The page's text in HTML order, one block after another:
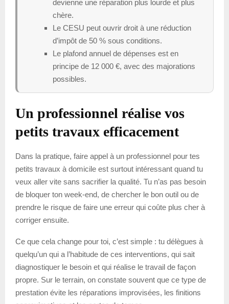
devienne une réparation plus lourde et plus
chère.
Le CESU peut ouvrir droit à une réduction
d’impôt de 50 % sous conditions.
Le plafond annuel de dépenses est en
principe de 12 000 €, avec des majorations
possibles.
Un professionnel réalise vos
petits travaux efficacement
Dans la pratique, faire appel à un professionnel pour tes
petits travaux à domicile est surtout intéressant quand tu
veux aller vite sans sacrifier la qualité. Tu n’as pas besoin
de bloquer ton week-end, de chercher le bon outil ou de
prendre le risque de faire une erreur qui coûte plus cher à
corriger ensuite.
Ce que cela change pour toi, c’est simple : tu délègues à
quelqu’un qui a l’habitude de ces interventions, qui sait
diagnostiquer le besoin et qui réalise le travail de façon
propre. Sur le terrain, on constate souvent que ce type de
prestation évite les réparations improvisées, les finitions